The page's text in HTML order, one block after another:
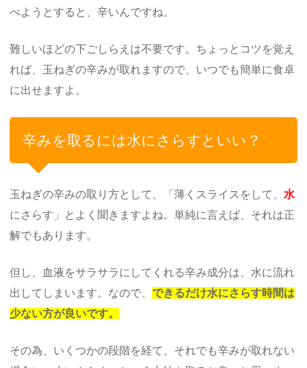
べようとすると、辛いんですね。
難しいほどの下ごしらえは不要です。ちょっとコツを覚え
れば、玉ねぎの辛みが取れますので、いつでも簡単に食卓
に出せますよ。
辛みを取るには水にさらすといい？
玉ねぎの辛みの取り方として、「薄くスライスをして、 水
にさらす」とよく聞きますよね。単純に言えば、それは正
解でもあります。
但し、血液をサラサラにしてくれる辛み成分は、水に流れ
出してしまいます。なので、できるだけ水にさらす時間は
少ない方が良いです。
その為、いくつかの段階を経て、それでも辛みが取れない